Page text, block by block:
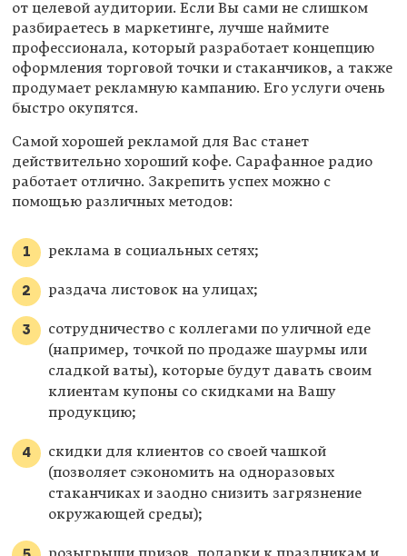
от целевой аудитории. Если Вы сами не слишком
разбираетесь в маркетинге, лучше наймите
профессионала, который разработает концепцию
оформления торговой точки и стаканчиков, а также
продумает рекламную кампанию. Его услуги очень
быстро окупятся.
Самой хорошей рекламой для Вас станет
действительно хороший кофе. Сарафанное радио
работает отлично. Закрепить успех можно с
помощью различных методов:
реклама в социальных сетях;
раздача листовок на улицах;
сотрудничество с коллегами по уличной еде
(например, точкой по продаже шаурмы или
сладкой ваты), которые будут давать своим
клиентам купоны со скидками на Вашу
продукцию;
скидки для клиентов со своей чашкой
(позволяет сэкономить на одноразовых
стаканчиках и заодно снизить загрязнение
окружающей среды);